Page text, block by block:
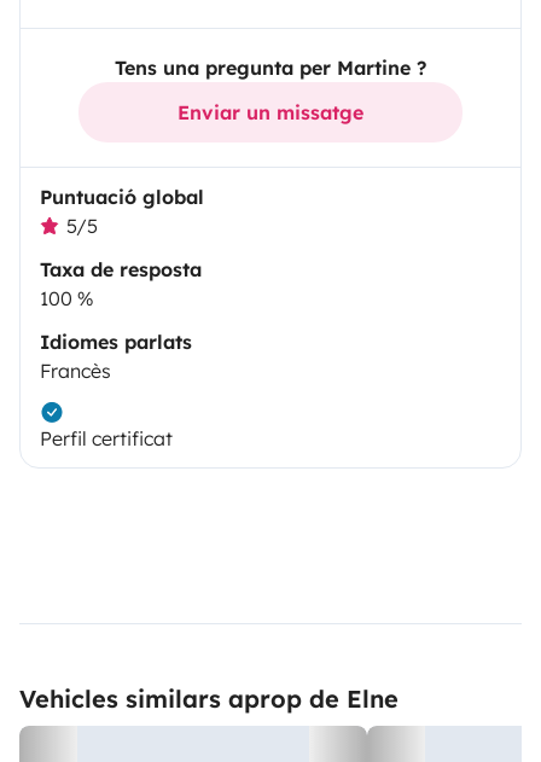
Tens una pregunta per Martine ?
Enviar un missatge
Puntuació global
5/5
Taxa de resposta
100 %
Idiomes parlats
Francès
Perfil certificat
Vehicles similars aprop de Elne